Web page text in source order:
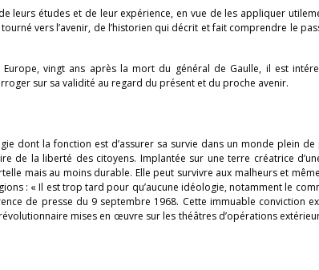
leurs études et de leur expérience, en vue de les appliquer
vers l’avenir, de l’historien qui décrit et fait comprendre le
vingt ans après la mort du général de Gaulle, il est
sur sa validité au regard du présent et du proche avenir.
dont la fonction est d’assurer sa survie dans un monde plein de
de la liberté des citoyens. Implantée sur une terre créatrice
mais au moins durable. Elle peut survivre aux malheurs et
: « Il est trop tard pour qu’aucune idéologie, notamment le
de presse du 9 septembre 1968. Cette immuable conviction
mises en œuvre sur les théâtres d’opérations